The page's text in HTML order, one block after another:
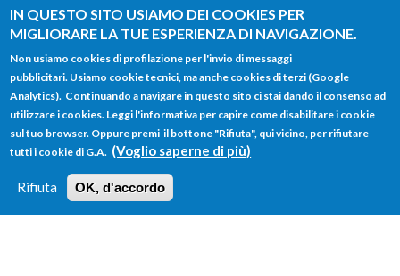
IN QUESTO SITO USIAMO DEI COOKIES PER
MIGLIORARE LA TUE ESPERIENZA DI NAVIGAZIONE.
Non usiamo cookies di profilazione per l'invio di messaggi
pubblicitari. Usiamo cookie tecnici, ma anche cookies di terzi (Google
Analytics). Continuando a navigare in questo sito ci stai dando il consenso ad
utilizzare i cookies. Leggi l'informativa per capire come disabilitare i cookie
sul tuo browser. Oppure premi il bottone "Rifiuta", qui vicino, per rifiutare
tutti i cookie di G.A. (Voglio saperne di più)
Rifiuta OK, d'accordo
Salta al contenuto principale
FORM
DI
RICERCA
Main menu
HOME TUTTI I PROFILI
LOGIN